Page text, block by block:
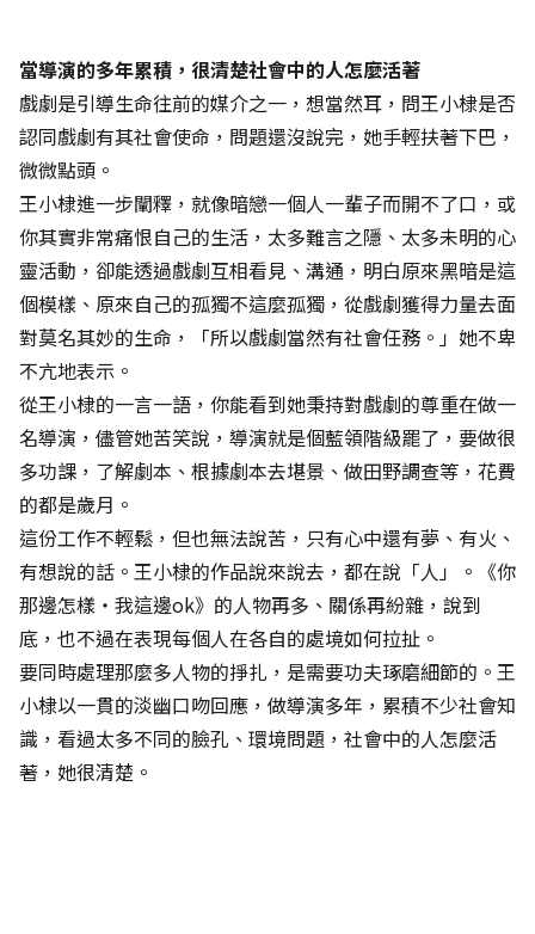
當導演的多年累積，很清楚社會中的人怎麼活著
戲劇是引導生命往前的媒介之一，想當然耳，問王小棣是否
認同戲劇有其社會使命，問題還沒說完，她手輕扶著下巴，
微微點頭。
王小棣進一步闡釋，就像暗戀一個人一輩子而開不了口，或
你其實非常痛恨自己的生活，太多難言之隱、太多未明的心
靈活動，卻能透過戲劇互相看見、溝通，明白原來黑暗是這
個模樣、原來自己的孤獨不這麼孤獨，從戲劇獲得力量去面
對莫名其妙的生命，「所以戲劇當然有社會任務。」她不卑
不亢地表示。
從王小棣的一言一語，你能看到她秉持對戲劇的尊重在做一
名導演，儘管她苦笑說，導演就是個藍領階級罷了，要做很
多功課，了解劇本、根據劇本去堪景、做田野調查等，花費
的都是歲月。
這份工作不輕鬆，但也無法說苦，只有心中還有夢、有火、
有想說的話。王小棣的作品說來說去，都在說「人」。《你
那邊怎樣‧我這邊ok》的人物再多、關係再紛雜，說到
底，也不過在表現每個人在各自的處境如何拉扯。
要同時處理那麼多人物的掙扎，是需要功夫琢磨細節的。王
小棣以一貫的淡幽口吻回應，做導演多年，累積不少社會知
識，看過太多不同的臉孔、環境問題，社會中的人怎麼活
著，她很清楚。